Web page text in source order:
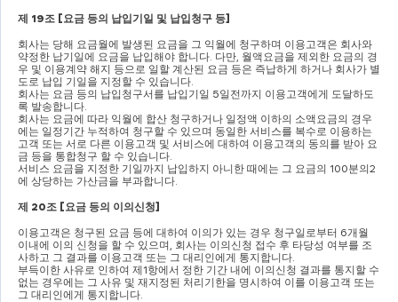
제 19조 [ 요금 등의 납입기일 및 납입청구 등]
회사는 당해 요금월에 발생된 요금을 그 익월에 청구하며 이용고객은 회사와
약정한 납기일에 요금을 납입해야 합니다 다만 월액요금을 제외한 요금의 경
우 및 이용계약 해지 등으로 일할 계산된 요금 등은 즉납하게 하거나 회사가 별
도로 납입 기일을 지정할 수 있습니다
회사는 요금 등의 납입청구서를 납입기일 5일전까지 이용고객에게 도달하도
록 발송합니다
회사는 요금에 따라 익월에 합산 청구하거나 일정액 이하의 소액요금의 경우
에는 일정기간 누적하여 청구할 수 있으며 동일한 서비스를 복수로 이용하는
고객 또는 서로 다른 이용고객 및 서비스에 대하여 이용고객의 동의를 받아 요
금 등을 통합청구 할 수 있습니다
서비스 요금을 지정한 기일까지 납입하지 아니한 때에는 그 요금의 100분의2
에 상당하는 가산금을 부과합니다
제 20조 [ 요금 등의 이의신청]
이용고객은 청구된 요금 등에 대하여 이의가 있는 경우 청구일로부터 6개월
이내에 이의 신청을 할 수 있으며 회사는 이의신청 접수 후 타당성 여부를 조
사하고 그 결과를 이용고객 또는 그 대리인에게 통지합니다
부득이한 사유로 인하여 제1항에서 정한 기간 내에 이의신청 결과를 통지할 수
없는 경우에는 그 사유 및 재지정된 처리기한을 명시하여 이를 이용고객 또는
그 대리인에게 통지합니다